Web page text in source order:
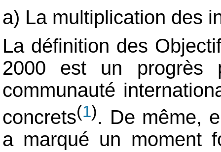
a) La multiplication des
La définition des
2000 est un progrès
communauté
concrets(1). De même,
a marqué un moment